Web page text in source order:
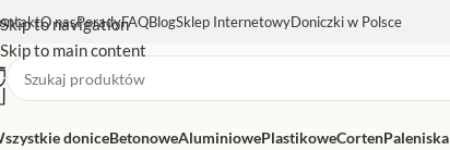
Skip to navigation
Skip to main content
O nasPoradyFAQBlogSklep InternetowyDoniczki w Polsce
doniceBetonoweAluminiowePlastikoweCortenPaleniska